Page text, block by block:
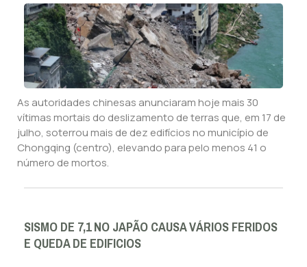
As autoridades chinesas anunciaram hoje mais 30
vítimas mortais do deslizamento de terras que, em 17 de
julho, soterrou mais de dez edifícios no município de
Chongqing (centro), elevando para pelo menos 41 o
número de mortos.
SISMO DE 7,1 NO JAPÃO CAUSA VÁRIOS FERIDOS
E QUEDA DE EDIFICIOS